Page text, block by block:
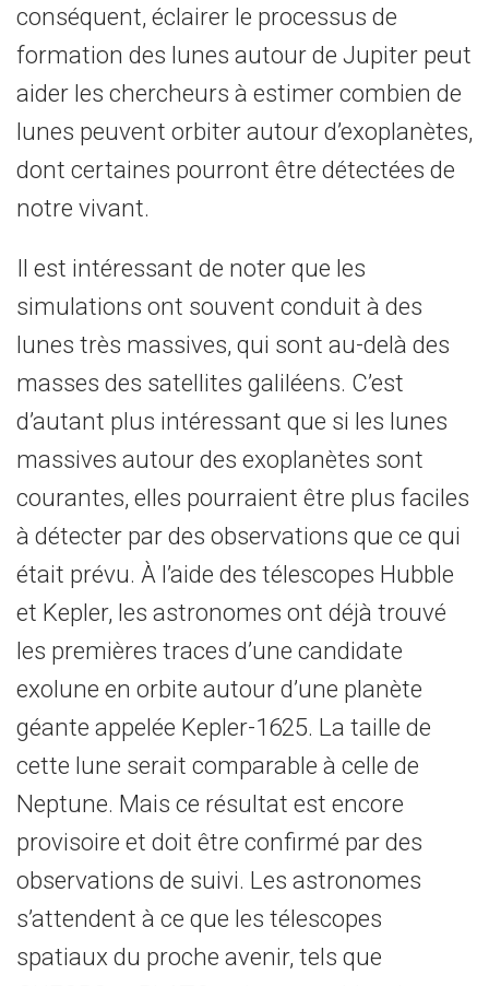
conséquent, éclairer le processus de
formation des lunes autour de Jupiter peut
aider les chercheurs à estimer combien de
lunes peuvent orbiter autour d’exoplanètes,
dont certaines pourront être détectées de
notre vivant.
Il est intéressant de noter que les
simulations ont souvent conduit à des
lunes très massives, qui sont au-delà des
masses des satellites galiléens. C’est
d’autant plus intéressant que si les lunes
massives autour des exoplanètes sont
courantes, elles pourraient être plus faciles
à détecter par des observations que ce qui
était prévu. À l’aide des télescopes Hubble
et Kepler, les astronomes ont déjà trouvé
les premières traces d’une candidate
exolune en orbite autour d’une planète
géante appelée Kepler-1625. La taille de
cette lune serait comparable à celle de
Neptune. Mais ce résultat est encore
provisoire et doit être confirmé par des
observations de suivi. Les astronomes
s’attendent à ce que les télescopes
spatiaux du proche avenir, tels que